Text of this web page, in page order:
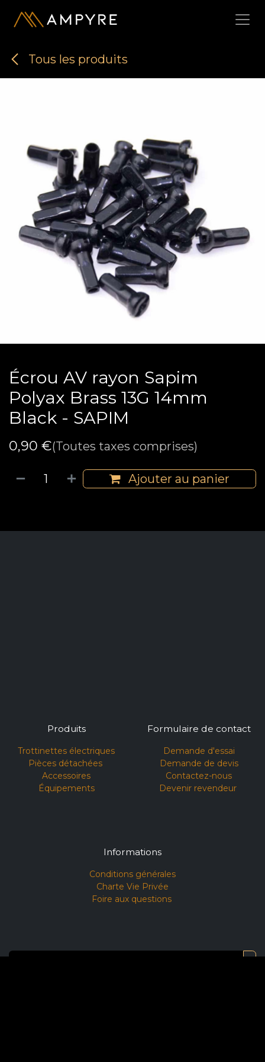
Se rendre au contenu
Tous les produits
Écrou AV rayon Sapim
Polyax Brass 13G 14mm
Black - SAPIM
0,90 €(Toutes taxes comprises)
Ajouter au panier
Produits
Trottinettes électriques
Pièces détachées
Accessoires
Équipements
Formulaire de contact
Demande d'essai​
Demande de devis
Contactez-nous
Devenir revendeur
Informations
Conditions générales​
Charte Vie Privée
Foire aux questions